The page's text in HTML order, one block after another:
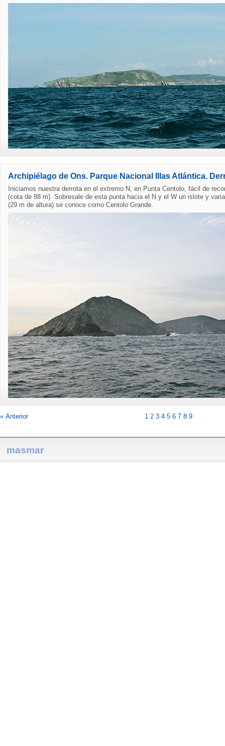
Archipiélago de Ons. Parque Nacional Illas Atlántica.
Iniciamos nuestra derrota en el extremo N, en Punta Centolo, fácil de
(cota de 88 m). Sobresale de esta punta hacia el N y el W un islote y
(29 m de altura) se conoce como Centolo Grande.
« Anterior 1 2 3 4 5 6 7 8 9
masmar